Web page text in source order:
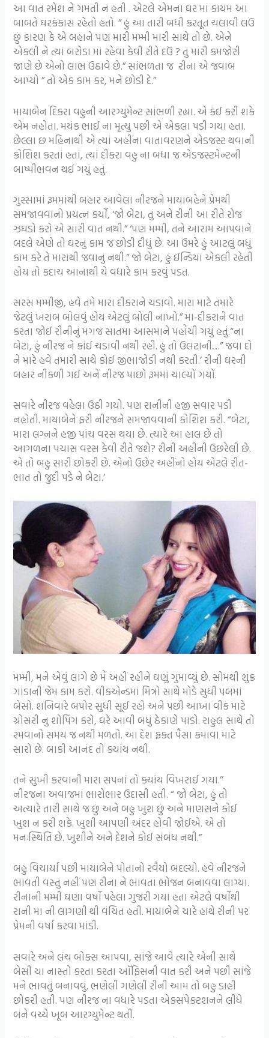
આ વાત રમેશ ને ગમતી ન હતી . એટલે એમના ઘર માં કાયમ આ
બાબતે ઘરકંકાસ રહેતો હતો. ” હું આ તારી બધી કરતૂત ચલાવી લઉં
છું કારણ કે એ બહાને પણ મારી મમ્મી મારી સાથે તો છે. એને
એકલી ને ત્યાં બરોડા માં રહેવા કેવી રીતે દઉં ? તું મારી કમજોરી
જાણે છે એનો લાભ ઉઠાવે છે.” સાંભળતા જ રીના એ જવાબ
આપ્યો ” તો એક કામ કર, મને છોડી દે.”
માયાબેન દિકરા વહુની આરગ્યુમેન્ટ સાંભળી રહ્યા. એ કંઈ કરી શકે
એમ નહોતા. મયંક ભાઈ ના મૃત્યુ પછી એ એકલા પડી ગયા હતા.
છેલ્લા છ મહિનાથી એ ત્યાં અહીંના વાતાવરણને એડજસ્ટ થવાની
કોશિશ કરતાં હતાં, ત્યાં દીકરા વહુ ના બધા જ એડજસ્ટમેન્ટની
બાષ્પીભવન થઈ ગયું હતું.
ગુસ્સામાં રૂમમાંથી બહાર આવેલા નીરજને માયાબહેને પ્રેમથી
સમજાવવાનો પ્રયત્ન કર્યો, ‘જો બેટા, તું અને રીની આ રીતે રોજ
ઝઘડો કરો એ સારી વાત નથી.” ‘પણ મમ્મી, તને આરામ આપવાને
બદલે એણે તો ઘરનું કામ જ છોડી દીધું છે. આ ઉંમરે હું આટલું બધું
કામ કરે તે મારાથી જવાનું નથી.” જો બેટા, હું ઈન્ડિયા એકલી રહેતી
હોય તો કદાચ આનાથી યે વધારે કામ કરવું પડત.
સરસ મમ્મીજી, હવે તમે મારા દીકરાને ચડાવો. મારા માટે તમારે
જેટલું ખરાબ બોલવું હોય એટલું બોલી નાખો.” મા-દીકરાને વાત
કરતા જોઈ રીનીનું મગજ સાતમા આસમાને પહોંચી ગયું હતું.“ના
બેટા, હું નીરજ ને કાંઈ ચડાવી નથી રહી. હું તો ઉલટાની…” જવા દો
ને મારે હવે તમારી સાથે કોઈ જીભાજોડી નથી કરતી.’ રીની ઘરની
બહાર નીકળી ગઈ અને નીરજ પાછો રૂમમાં ચાલ્યો ગયો.
સવારે નીરજ વહેલા ઉઠી ગયો. પણ રાનીની હજી સવાર પડી
નહોતી. માયાબેને ફરી નીરજને સમજાવવાની કોશિશ કરી. “બેટા,
મારા લગ્નને હજી પાંચ વરસ થયા છે. ત્યારે આ હાલ છે તો
આગળના પચાસ વરસ કેવી રીતે જશે? રીની અહીંની ઉછરેલી છે.
એ તો બહુ સારી છોકરી છે. એનો ઉછેર અહીંનો હોય એટલે રીત-
ભાત તો જુદી પડે ને બેટા.’
મમ્મી, મને એવું લાગે છે મેં અહીં રહીને ઘણું ગુમાવ્યું છે. સોમથી શુક્ર
ગાંડાની જેમ કામ કરો. વીકએન્ડમાં મિત્રો સાથે મોડે સુધી પબમાં
બેસો. શનિવારે બપોર સુધી સૂઈ રહો અને પછી આખા વીક માટે
ગ્રોસરી નુ શોપિંગ કરો, ઘરે આવી બધું ઠેકાણે પાડો. રાહુલ સાથે તો
રમવાનો સમય જ નથી મળતો. આ દેશ ફકત પૈસા કમાવા માટે
સારો છે. બાકી આનંદ તો ક્યાંય નથી.
તને સુખી કરવાની મારા સપનાં તો ક્યાંય વિખરાઈ ગયા.’’
નીરજના અવાજમાં ભારોભાર ઉદાસી હતી. “ જો બેટા, હું તો
અત્યારે તારી સાથે જ છું અને બહુ ખુશ છું અને માણસને કોઈ
ખુશ ન કરી શકે. ખુશી આપણી અંદર હોવી જોઈએ. એ તો
મનઃસ્થિતિ છે. ખુશીને અને દેશને કોઈ સંબંધ નથી.”
બહુ વિચાર્યા પછી માયાબેને પોતાનો રવૈયો બદલ્યો. હવે નીરજને
ભાવતી વસ્તુ નહીં પણ રીના ને ભાવતા ભોજન બનાવવા લાગ્યા.
રીનાની મમ્મી ઘણા વર્ષો પહેલા ગુજરી ગયા હતા એટલે વર્ષોથી
રાની મા ની લાગણી થી વંચિત હતી. માયાબેને ચારે હાથે રીની પર
પ્રેમની વર્ષા કરવા માંડી.
સવારે અને લંચ બોક્સ આપવા, સાંજે આવે ત્યારે એની સાથે
બેસી ચા નાસ્તો કરતા કરતા ઑફિસની વાત કરી અને પછી સાંજે
મને ભાવતું બનાવવું. ભણેલી ગણેલી રીની આમ તો બહુ ડાહી
છોકરી હતી. પણ નીરજ ના વધારે પડતા એક્સપેક્ટશનને લીધે
બંને વચ્ચે ખૂબ આરગ્યુમેન્ટ થતી.